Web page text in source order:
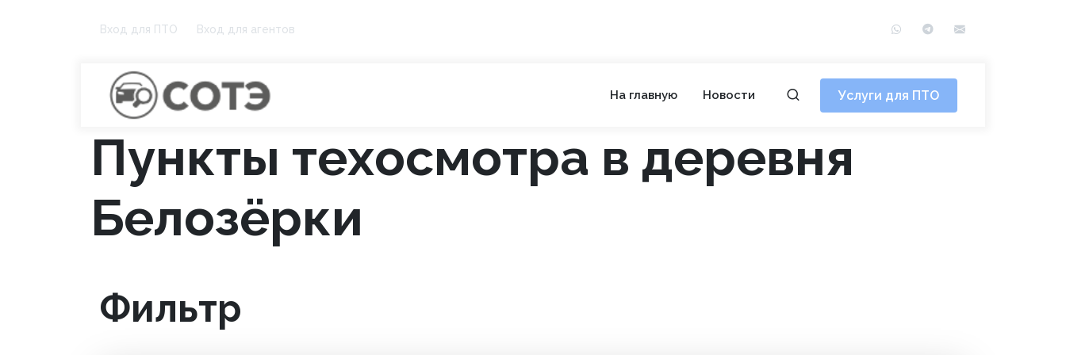
Вход для ПТО Вход для агентов WhatsAppTelegram
Услуги для ПТО
На главную Новости
Пункты техосмотра в деревня
Белозёрки
Фильтр